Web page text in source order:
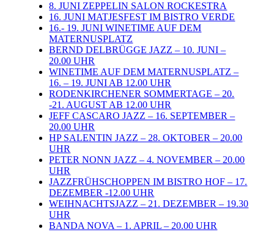
8. JUNI ZEPPELIN SALON ROCKESTRA
16. JUNI MATJESFEST IM BISTRO VERDE
16.- 19. JUNI WINETIME AUF DEM
MATERNUSPLATZ
BERND DELBRÜGGE JAZZ – 10. JUNI –
20.00 UHR
WINETIME AUF DEM MATERNUSPLATZ –
16. – 19. JUNI AB 12.00 UHR
RODENKIRCHENER SOMMERTAGE – 20.
-21. AUGUST AB 12.00 UHR
JEFF CASCARO JAZZ – 16. SEPTEMBER –
20.00 UHR
HP SALENTIN JAZZ – 28. OKTOBER – 20.00
UHR
PETER NONN JAZZ – 4. NOVEMBER – 20.00
UHR
JAZZFRÜHSCHOPPEN IM BISTRO HOF – 17.
DEZEMBER -12.00 UHR
WEIHNACHTSJAZZ – 21. DEZEMBER – 19.30
UHR
BANDA NOVA – 1. APRIL – 20.00 UHR